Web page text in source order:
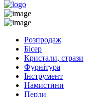
Розпродаж
Бісер
Кристали, стрази
Фурнітура
Інструмент
Намистини
Перли